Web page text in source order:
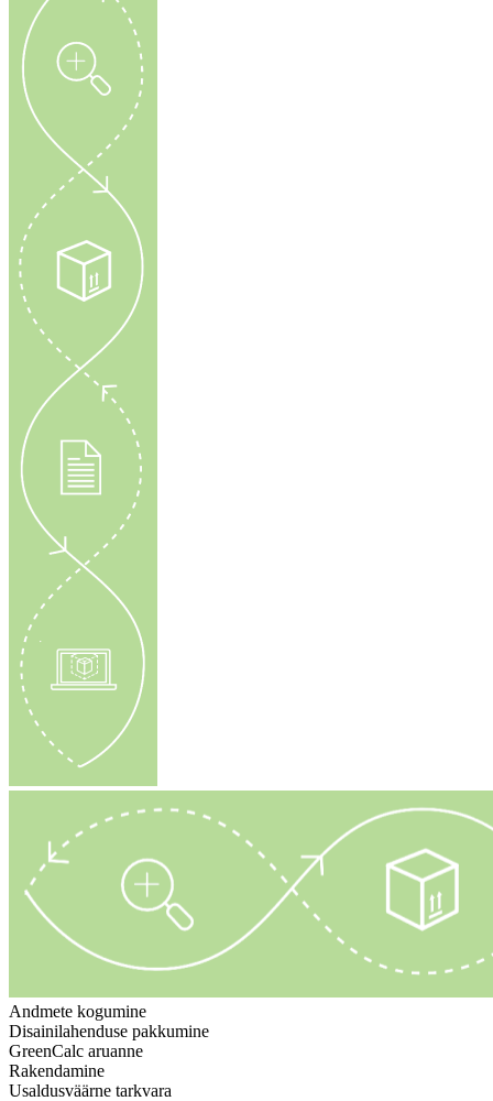
Andmete kogumine
Disainilahenduse pakkumine
GreenCalc aruanne
Rakendamine
Usaldusväärne tarkvara